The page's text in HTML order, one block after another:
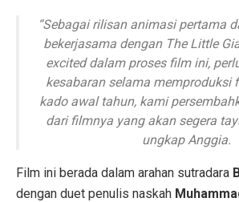
“Sebagai rilisan animasi pertama
bekerjasama dengan The Little
exciteddalam proses film ini,
kesabaran selama memproduksi
kado awal tahun, kami
dari filmnya yang akan segera
ungkap Anggia.
Film ini berada dalam arahan sutradara
dengan duet penulis naskah